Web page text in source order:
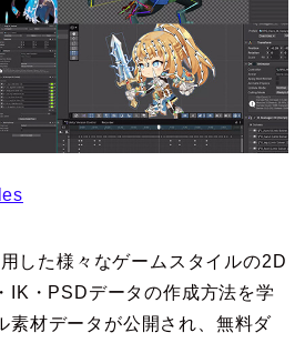
した様々なゲームスタイルの2D
IK・PSDデータの作成方法を学
素材データが公開され、無料ダ